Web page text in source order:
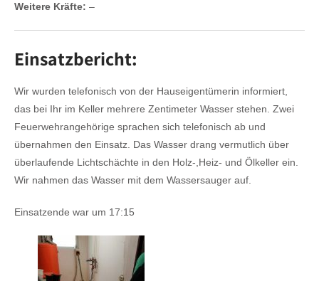
Weitere Kräfte: –
Einsatzbericht:
Wir wurden telefonisch von der Hauseigentümerin informiert,
das bei Ihr im Keller mehrere Zentimeter Wasser stehen. Zwei
Feuerwehrangehörige sprachen sich telefonisch ab und
übernahmen den Einsatz. Das Wasser drang vermutlich über
überlaufende Lichtschächte in den Holz-,Heiz- und Ölkeller ein.
Wir nahmen das Wasser mit dem Wassersauger auf.
Einsatzende war um 17:15